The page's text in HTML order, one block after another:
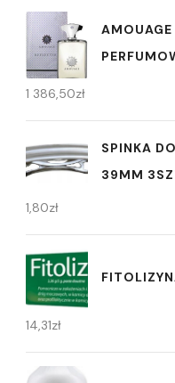
1 386,50zł
SPINKA
39MM
1,80zł
14,31zł